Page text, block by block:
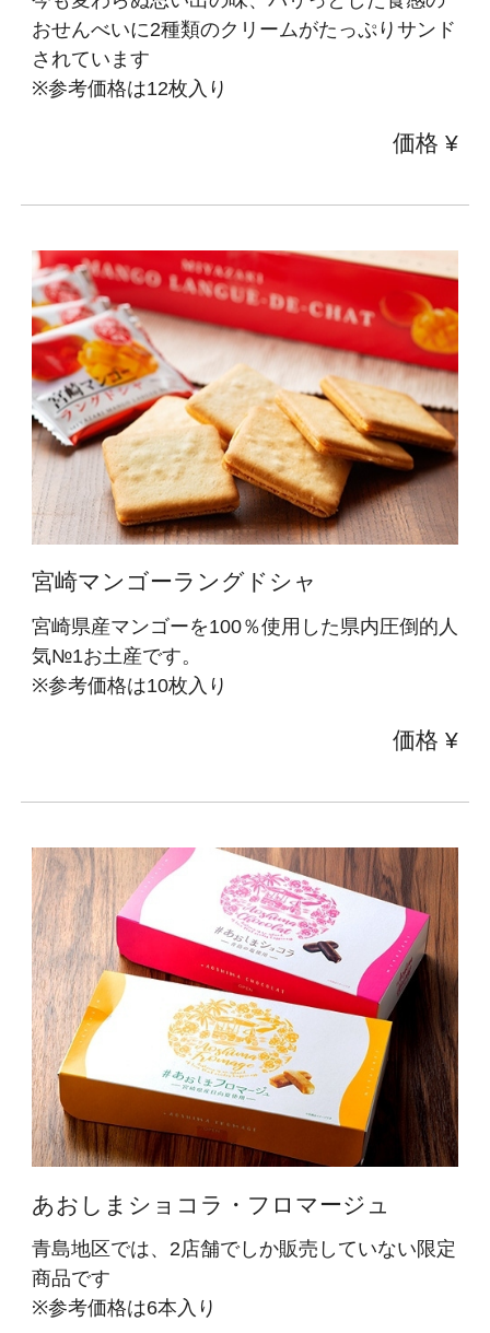
おせんべいに2種類のクリームがたっぷりサンド
されています
※参考価格は12枚入り
価格 ¥
宮崎マンゴーラングドシャ
宮崎県産マンゴーを100％使用した県内圧倒的人
気№1お土産です。
※参考価格は10枚入り
価格 ¥
あおしまショコラ・フロマージュ
青島地区では、2店舗でしか販売していない限定
商品です
※参考価格は6本入り